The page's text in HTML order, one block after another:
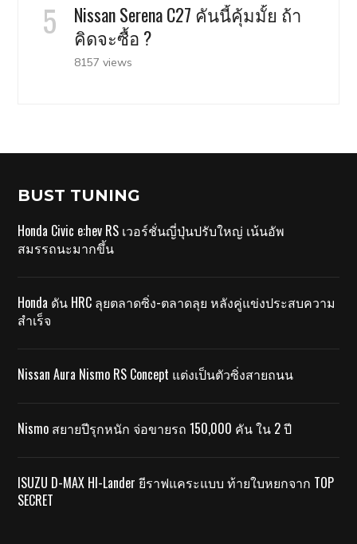
Nissan Serena C27 คันนี้คุ้มมั้ย ถ้า
คิดจะซื้อ ?
8157 views
BUST TUNING
Honda Civic e:hev RS เวอร์ชั่นญี่ปุ่นปรับใหญ่ เน้นอัพ
สมรรถนะมากขึ้น
Honda ดัน HRC ลุยตลาดซิ่ง-ตลาดลุย หลังคู่แข่งประสบความ
สำเร็จ
Nissan Aura Nismo RS Concept แต่งเป็นตัวซิ่งสายถนน
Nismo สยายปีรุกหนัก จ่อขายรถ 150,000 คัน ใน 2 ปี
ISUZU D-MAX HI-Lander ยีราฟแคระแบบ ท้ายใบหยกจาก TOP
SECRET